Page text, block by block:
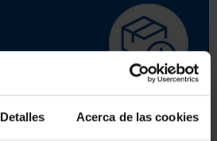
Detalles Acerca de las cookies